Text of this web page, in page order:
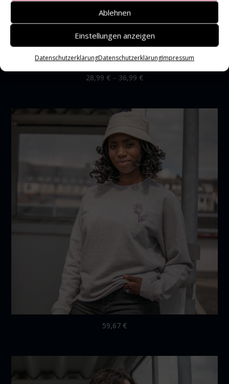
Ablehnen
Einstellungen anzeigen
DatenschutzerklärungDatenschutzerklärungImpressum
28,99 € – 36,99 €
59,67 €